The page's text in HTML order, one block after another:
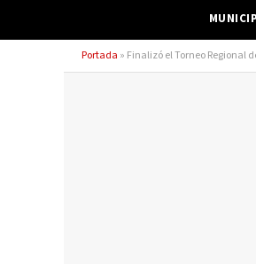
Portada » Finalizó el Torneo Regional